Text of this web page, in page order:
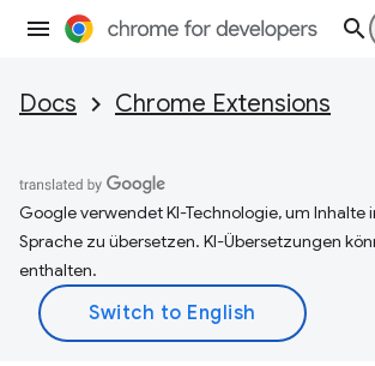
Docs Chrome Extensions
Google verwendet KI-Technologie, um Inhalte
Sprache zu übersetzen. KI-Übersetzungen
enthalten.